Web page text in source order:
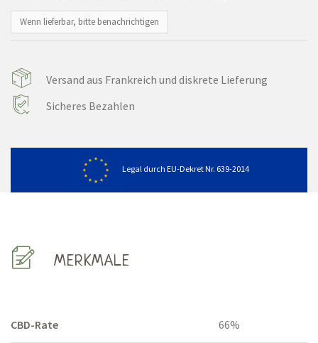
Wenn lieferbar, bitte benachrichtigen
Versand aus Frankreich und diskrete Lieferung
Sicheres Bezahlen
Legal durch EU-Dekret Nr. 639-2014
MERKMALE
CBD-Rate 66%